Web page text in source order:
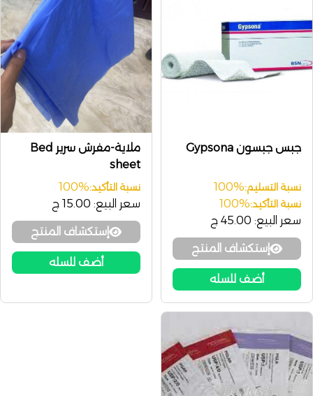
جبس جبسون Gypsona
نسبة التسليم:100%
نسبة التأكيد:100%
سعر البيع: 45.00 ج
إستكشاف المنتج
أضف للسله
ملاية-مفرش سرير Bed
sheet
نسبة التأكيد:100%
سعر البيع: 15.00 ج
إستكشاف المنتج
أضف للسله